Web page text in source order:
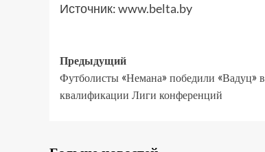
Источник:www.belta.by
Предыдущий
Футболисты «Немана» победили «Вадуц» в
квалификации Лиги конференций